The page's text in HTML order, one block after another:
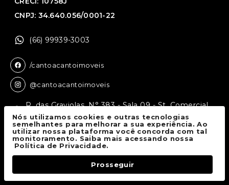
CNPJ: 34.640.056/0001-22
(66) 99939-3003
/cantoacantoimoveis
@cantoacantoimoveis
R. das Graviolas, N° 383 - Sala 09 - St. Comercial,
Sinop - MT, 78550-136
Canto a Canto Imóveis© 2026.
Todos os direitos reservados.
Nós utilizamos cookies e outras tecnologias
semelhantes para melhorar a sua experiência. Ao
utilizar nossa plataforma você concorda com tal
monitoramento. Saiba mais acessando nossa
Política de Privacidade.
Prosseguir